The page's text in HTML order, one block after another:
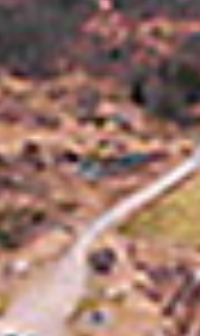
Tävling
Tävlingsserier
Träning och provlopp
Aktiva
Månadens hästägare 2026
Månadens B-tränare 2026
Euro Classic Trot
Andelshästar
Åby Stora Pris 2026